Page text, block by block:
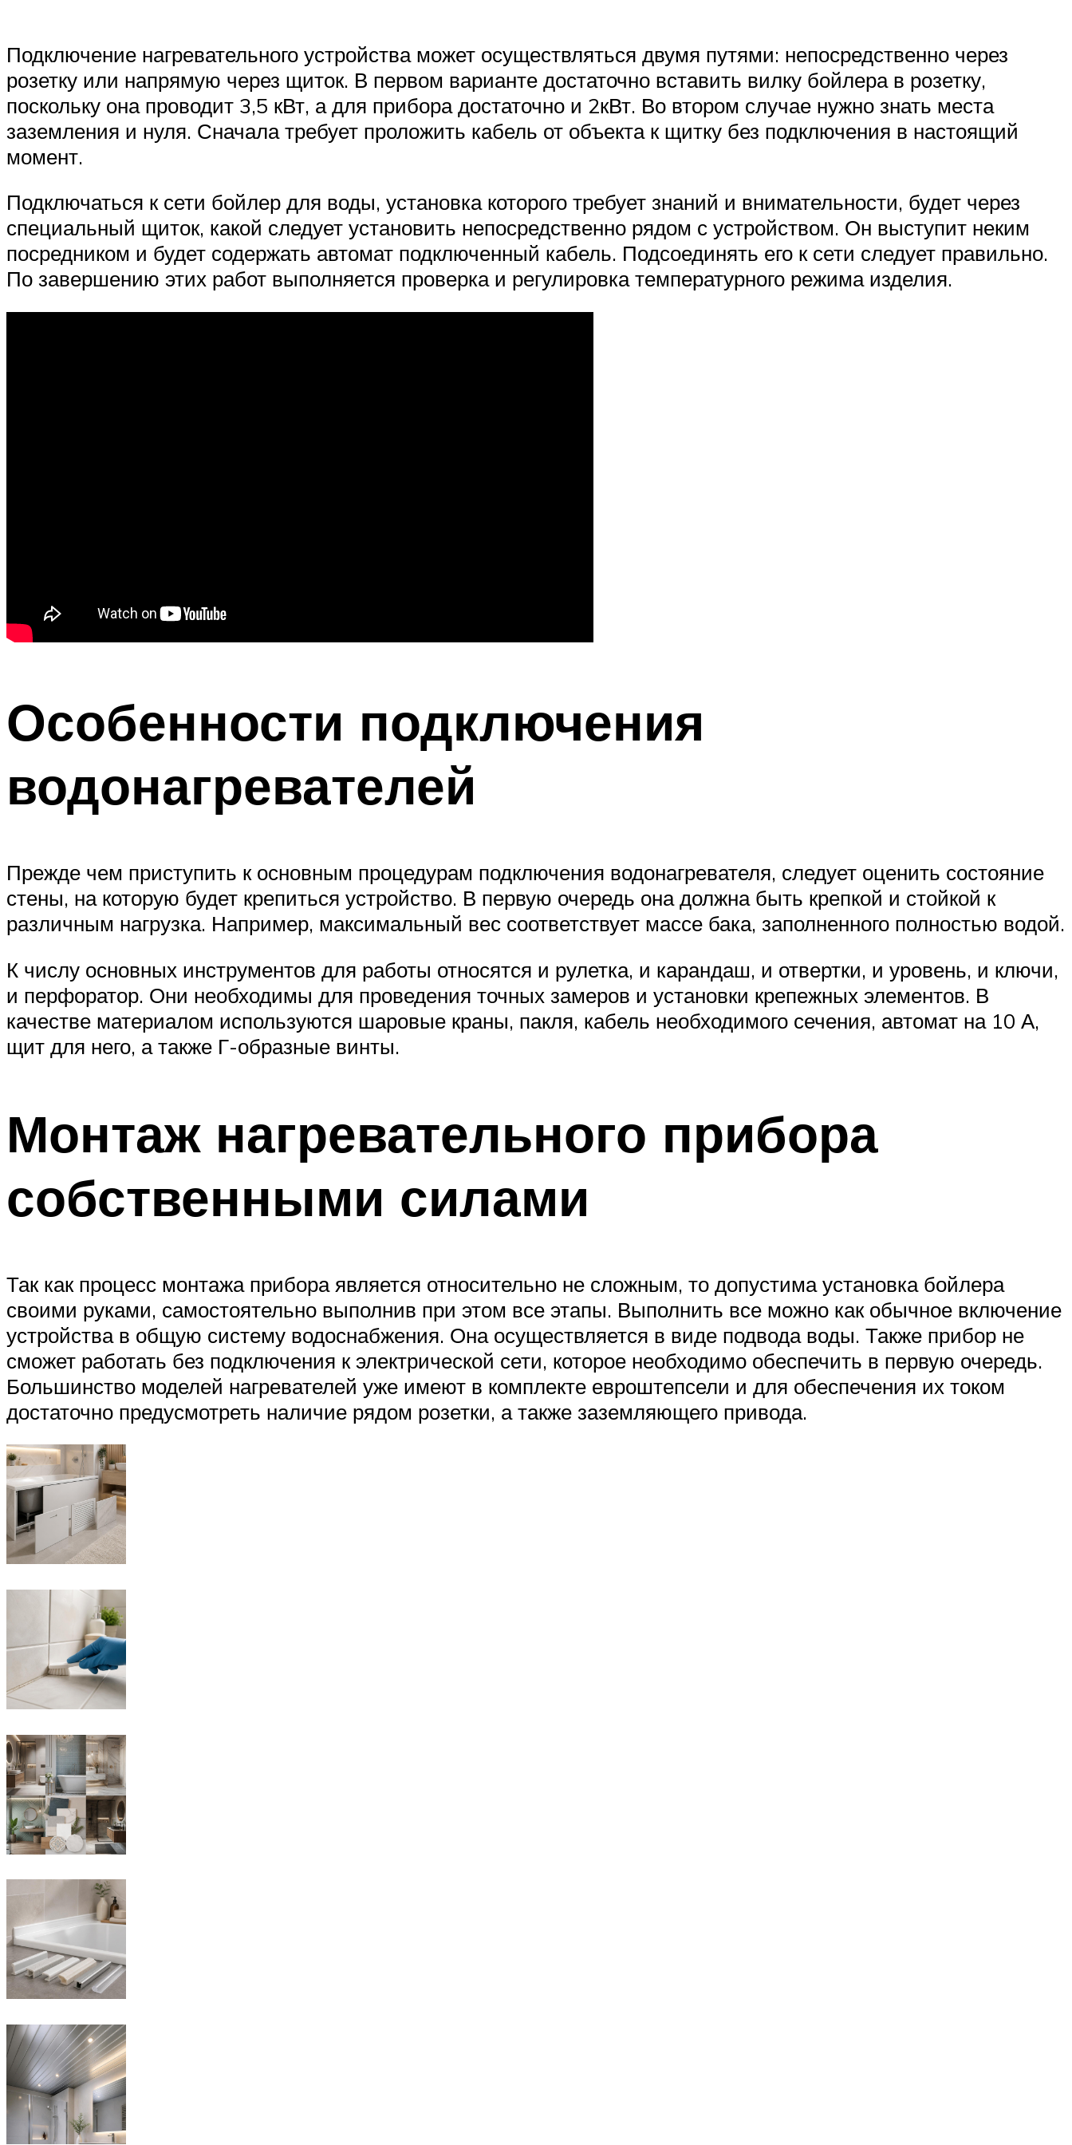
Подключение нагревательного устройства может осуществляться двумя путями: непосредственно через
розетку или напрямую через щиток. В первом варианте достаточно вставить вилку бойлера в розетку,
поскольку она проводит 3,5 кВт, а для прибора достаточно и 2кВт. Во втором случае нужно знать места
заземления и нуля. Сначала требует проложить кабель от объекта к щитку без подключения в настоящий
момент.
Подключаться к сети бойлер для воды, установка которого требует знаний и внимательности, будет через
специальный щиток, какой следует установить непосредственно рядом с устройством. Он выступит неким
посредником и будет содержать автомат подключенный кабель. Подсоединять его к сети следует правильно.
По завершению этих работ выполняется проверка и регулировка температурного режима изделия.
Особенности подключения
водонагревателей
Прежде чем приступить к основным процедурам подключения водонагревателя, следует оценить состояние
стены, на которую будет крепиться устройство. В первую очередь она должна быть крепкой и стойкой к
различным нагрузка. Например, максимальный вес соответствует массе бака, заполненного полностью водой.
К числу основных инструментов для работы относятся и рулетка, и карандаш, и отвертки, и уровень, и ключи,
и перфоратор. Они необходимы для проведения точных замеров и установки крепежных элементов. В
качестве материалом используются шаровые краны, пакля, кабель необходимого сечения, автомат на 10 А,
щит для него, а также Г-образные винты.
Монтаж нагревательного прибора
собственными силами
Так как процесс монтажа прибора является относительно не сложным, то допустима установка бойлера
своими руками, самостоятельно выполнив при этом все этапы. Выполнить все можно как обычное включение
устройства в общую систему водоснабжения. Она осуществляется в виде подвода воды. Также прибор не
сможет работать без подключения к электрической сети, которое необходимо обеспечить в первую очередь.
Большинство моделей нагревателей уже имеют в комплекте евроштепсели и для обеспечения их током
достаточно предусмотреть наличие рядом розетки, а также заземляющего привода.